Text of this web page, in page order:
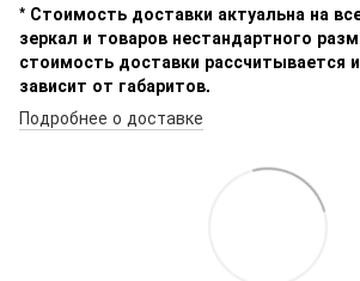
* Стоимость доставки актуальна на
зеркал и товаров нестандартного
стоимость доставки рассчитывается
зависит от габаритов.
Подробнее о доставке